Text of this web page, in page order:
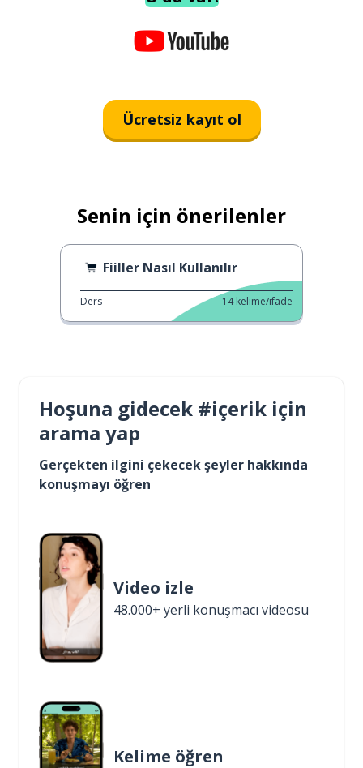
Ücretsiz kayıt ol
Senin için önerilenler
Fiiller Nasıl Kullanılır
Ders 14 kelime/ifade
Hoşuna gidecek #içerik için
arama yap
Gerçekten ilgini çekecek şeyler hakkında
konuşmayı öğren
Video izle
48.000+ yerli konuşmacı videosu
Kelime öğren